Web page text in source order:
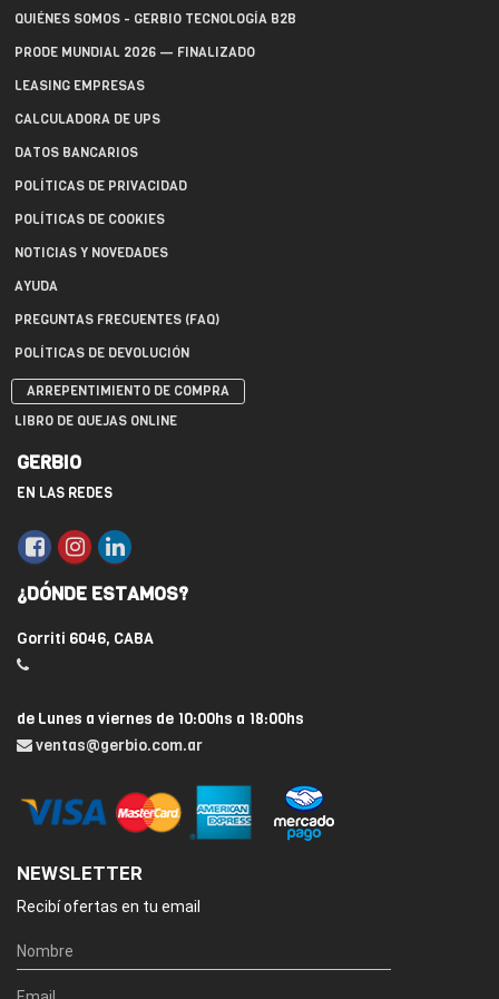
QUIÉNES SOMOS - GERBIO TECNOLOGÍA B2B
PRODE MUNDIAL 2026 — FINALIZADO
LEASING EMPRESAS
CALCULADORA DE UPS
DATOS BANCARIOS
POLÍTICAS DE PRIVACIDAD
POLÍTICAS DE COOKIES
NOTICIAS Y NOVEDADES
AYUDA
PREGUNTAS FRECUENTES (FAQ)
POLÍTICAS DE DEVOLUCIÓN
ARREPENTIMIENTO DE COMPRA
LIBRO DE QUEJAS ONLINE
GERBIO
EN LAS REDES
¿DÓNDE ESTAMOS?
Gorriti 6046, CABA
de Lunes a viernes de 10:00hs a 18:00hs
ventas@gerbio.com.ar
NEWSLETTER
Recibí ofertas en tu email